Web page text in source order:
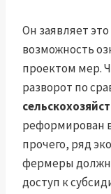
Он заявляет это
возможность
проектом мер.
разворот по
реформирован
прочего, ряд
фермеры
доступ к